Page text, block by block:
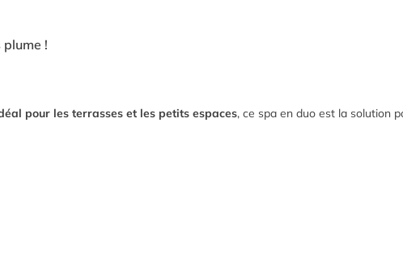
!
pour les terrasses et les petits espaces, ce spa en duo est la solution